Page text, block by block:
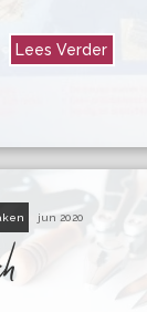
Lees Verder
jun 2020